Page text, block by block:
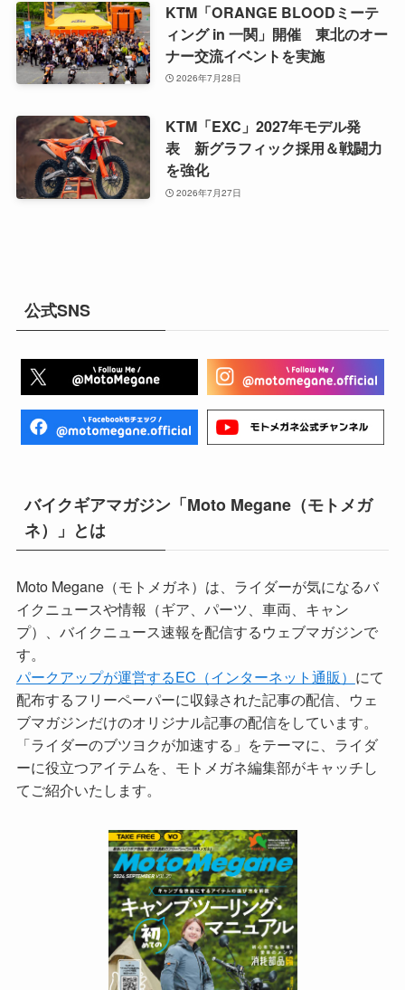
KTM「ORANGE BLOODミーテ
ィング in 一関」開催 東北のオー
ナー交流イベントを実施
2026年7月28日
KTM「EXC」2027年モデル発
表 新グラフィック採用＆戦闘力
を強化
2026年7月27日
公式SNS
バイクギアマガジン「Moto Megane（モトメガ
ネ）」とは
Moto Megane（モトメガネ）は、ライダーが気になるバ
イクニュースや情報（ギア、パーツ、車両、キャン
プ）、バイクニュース速報を配信するウェブマガジンで
す。
パークアップが運営するEC（インターネット通販） にて
配布するフリーペーパーに収録された記事の配信、ウェ
ブマガジンだけのオリジナル記事の配信をしています。
「ライダーのブツヨクが加速する」をテーマに、ライダ
ーに役立つアイテムを、モトメガネ編集部がキャッチし
てご紹介いたします。